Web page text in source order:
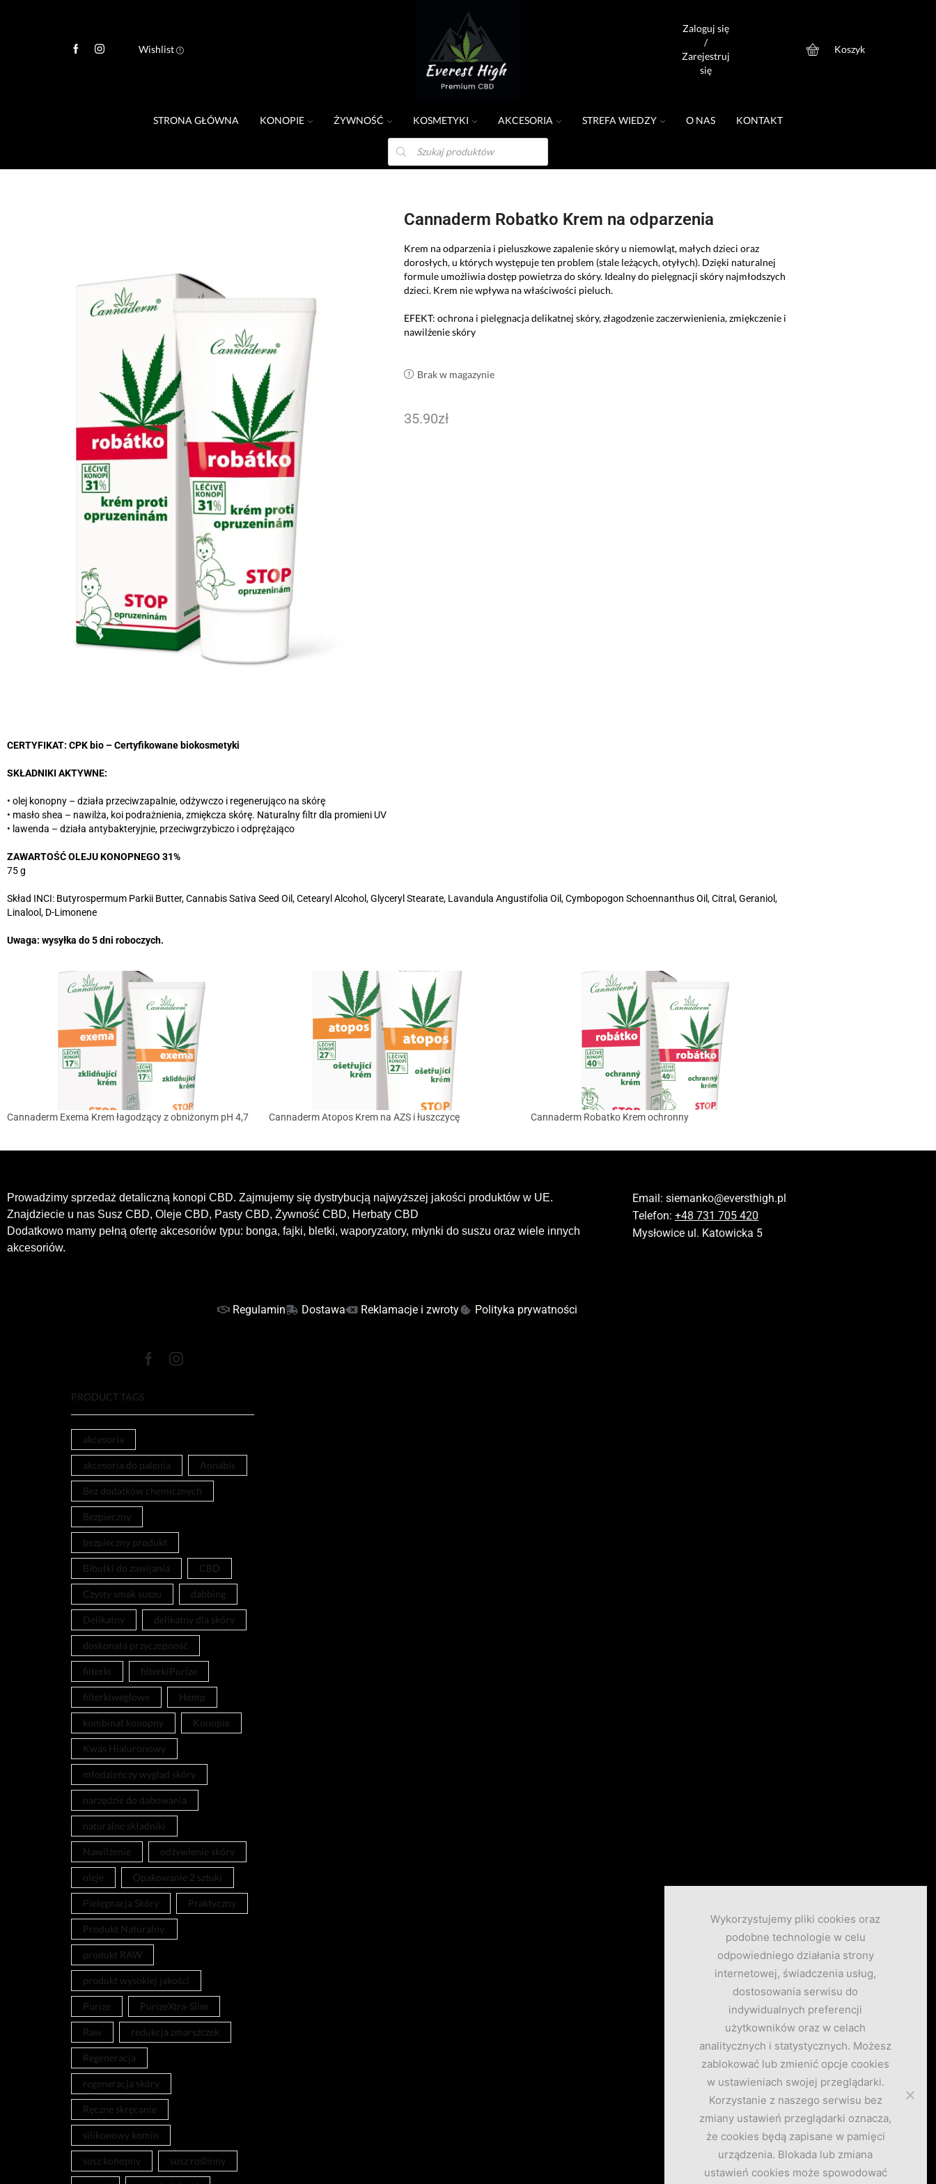
Wishlist
Zaloguj się
/
Zarejestruj
się
Koszyk
STRONA GŁÓWNA KONOPIE ŻYWNOŚĆ KOSMETYKI AKCESORIA STREFA WIEDZY O NAS KONTAKT
Cannaderm Robatko Krem na odparzenia
Krem na odparzenia i pieluszkowe zapalenie skóry u niemowląt, małych dzieci oraz
dorosłych, u których występuje ten problem (stale leżących, otyłych). Dzięki naturalnej
formule umożliwia dostęp powietrza do skóry. Idealny do pielęgnacji skóry najmłodszych
dzieci. Krem nie wpływa na właściwości pieluch.
EFEKT: ochrona i pielęgnacja delikatnej skóry, złagodzenie zaczerwienienia, zmiękczenie i
nawilżenie skóry
Brak w magazynie
35.90zł
CERTYFIKAT: CPK bio – Certyfikowane biokosmetyki
SKŁADNIKI AKTYWNE:
• olej konopny – działa przeciwzapalnie, odżywczo i regenerująco na skórę
• masło shea – nawilża, koi podrażnienia, zmiękcza skórę. Naturalny filtr dla promieni UV
• lawenda – działa antybakteryjnie, przeciwgrzybiczo i odprężająco
ZAWARTOŚĆ OLEJU KONOPNEGO 31%
75 g
Skład INCI: Butyrospermum Parkii Butter, Cannabis Sativa Seed Oil, Cetearyl Alcohol, Glyceryl Stearate, Lavandula Angustifolia Oil, Cymbopogon Schoennanthus Oil, Citral, Geraniol,
Linalool, D-Limonene
Uwaga: wysyłka do 5 dni roboczych.
Cannaderm Exema Krem łagodzący z obniżonym pH 4,7 Cannaderm Atopos Krem na AZS i łuszczycę Cannaderm Robatko Krem ochronny
Prowadzimy sprzedaż detaliczną konopi CBD. Zajmujemy się dystrybucją najwyższej jakości produktów w UE.
Znajdziecie u nas Susz CBD, Oleje CBD, Pasty CBD, Żywność CBD, Herbaty CBD
Dodatkowo mamy pełną ofertę akcesoriów typu: bonga, fajki, bletki, waporyzatory, młynki do suszu oraz wiele innych
akcesoriów.
Email: siemanko@eversthigh.pl
Telefon: +48 731 705 420
Mysłowice ul. Katowicka 5
Regulamin Dostawa Reklamacje i zwroty Polityka prywatności
PRODUCT TAGS
akcesoria
akcesoria do palenia Annabis
Bez dodatków chemicznych
Bezpieczny
bezpieczny produkt
Bibułki do zawijania CBD
Czysty smak suszu dabbing
Delikatny delikatny dla skóry
doskonała przyczepność
filterki filterkiPurize
filterkiweglowe Hemp
kombinat konopny Konopie
Kwas Hialuronowy
młodzieńczy wygląd skóry
narzędzie do dabowania
naturalne składniki
Nawilżenie odżywienie skóry
oleje Opakowanie 2 sztuki
Pielęgnacja Skóry Praktyczny
Produkt Naturalny.
produkt RAW
produkt wysokiej jakości
Purize PurizeXtra-Slim
Raw redukcja zmarszczek
Regeneracja
regeneracja skóry
Ręczne skręcanie
silikonowy komin
susz konopny susz roślinny
Wykorzystujemy pliki cookies oraz
podobne technologie w celu
odpowiedniego działania strony
internetowej, świadczenia usług,
dostosowania serwisu do
indywidualnych preferencji
użytkowników oraz w celach
analitycznych i statystycznych. Możesz
zablokować lub zmienić opcje cookies
w ustawieniach swojej przeglądarki.
Korzystanie z naszego serwisu bez
zmiany ustawień przeglądarki oznacza,
że cookies będą zapisane w pamięci
urządzenia. Blokada lub zmiana
ustawień cookies może spowodować